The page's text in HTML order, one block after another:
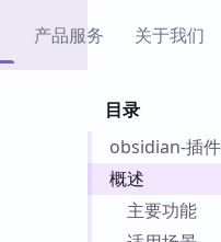
产品服务 关于我们
目录
obsidian-插
概述
主要功能